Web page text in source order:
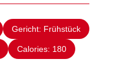
Gericht: Frühstück
Calories: 180